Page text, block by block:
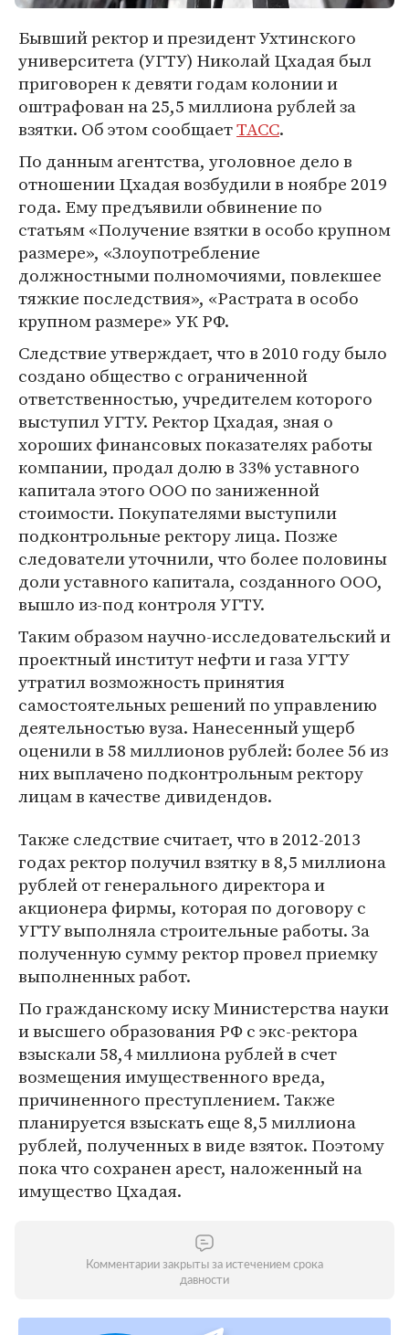
Бывший ректор и президент Ухтинского
университета (УГТУ) Николай Цхадая был
приговорен к девяти годам колонии и
оштрафован на 25,5 миллиона рублей за
взятки. Об этом сообщаетТАСС.
По данным агентства, уголовное дело в
отношении Цхадая возбудили в ноябре 2019
года. Ему предъявили обвинение по
статьям «Получение взятки в особо крупном
размере», «Злоупотребление
должностными полномочиями, повлекшее
тяжкие последствия», «Растрата в особо
крупном размере» УК РФ.
Следствие утверждает, что в 2010 году было
создано общество с ограниченной
ответственностью, учредителем которого
выступил УГТУ. Ректор Цхадая, зная о
хороших финансовых показателях работы
компании, продал долю в 33% уставного
капитала этого ООО по заниженной
стоимости. Покупателями выступили
подконтрольные ректору лица. Позже
следователи уточнили, что более половины
доли уставного капитала, созданного ООО,
вышло из-под контроля УГТУ.
Таким образом научно-исследовательский и
проектный институт нефти и газа УГТУ
утратил возможность принятия
самостоятельных решений по управлению
деятельностью вуза. Нанесенный ущерб
оценили в 58 миллионов рублей: более 56 из
них выплачено подконтрольным ректору
лицам в качестве дивидендов.
Также следствие считает, что в 2012-2013
годах ректор получил взятку в 8,5 миллиона
рублей от генерального директора и
акционера фирмы, которая по договору с
УГТУ выполняла строительные работы. За
полученную сумму ректор провел приемку
выполненных работ.
По гражданскому иску Министерства науки
и высшего образования РФ с экс-ректора
взыскали 58,4 миллиона рублей в счет
возмещения имущественного вреда,
причиненного преступлением. Также
планируется взыскать еще 8,5 миллиона
рублей, полученных в виде взяток. Поэтому
пока что сохранен арест, наложенный на
имущество Цхадая.
Комментарии закрыты за истечением срока
давности